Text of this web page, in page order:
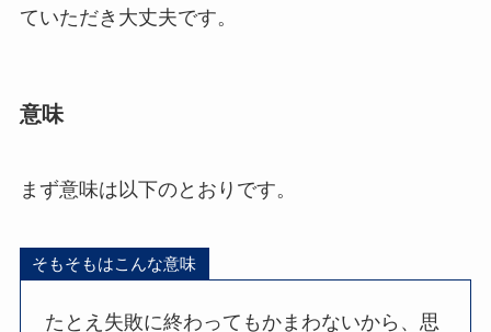
ていただき大丈夫です。
意味
まず意味は以下のとおりです。
そもそもはこんな意味
たとえ失敗に終わってもかまわないから、思